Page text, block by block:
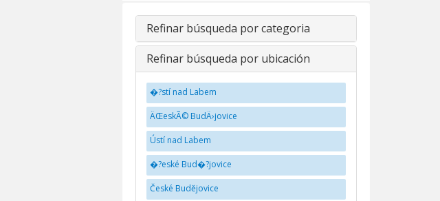
Refinar búsqueda por categoria
Refinar búsqueda por ubicación
�?stí nad Labem
ÄŒeskÃ© BudÄ›jovice
Ústí nad Labem
�?eské Bud�?jovice
České Budějovice